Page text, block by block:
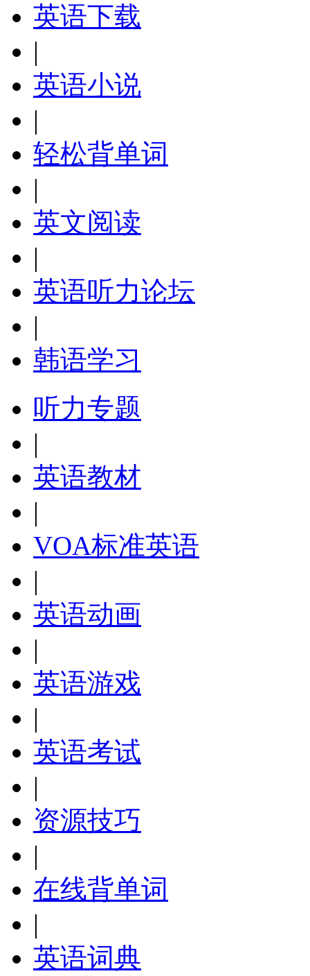
英语下载
|
英语小说
|
轻松背单词
|
英文阅读
|
英语听力论坛
|
韩语学习
听力专题
|
英语教材
|
VOA标准英语
|
英语动画
|
英语游戏
|
英语考试
|
资源技巧
|
在线背单词
|
英语词典